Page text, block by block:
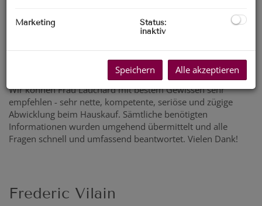
Dr. Florian Walter
Wir können Frau Lauchard mit bestem Gewissen sehr
empfehlen - sehr nette, kompetente, seriöse und zügige
Abwicklung beim Hauskauf. Sämtliche benötigten
Informationen wurden umgehend übermittelt und alle
Fragen schnell und umfassend beantwortet. Vielen Dank!
Frederic Vilain
Marketing
Status:
inaktiv
Speichern Alle akzeptieren